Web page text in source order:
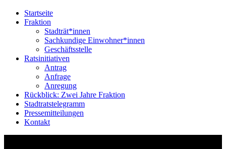
Startseite
Fraktion
Stadträt*innen
Sachkundige Einwohner*innen
Geschäftsstelle
Ratsinitiativen
Antrag
Anfrage
Anregung
Rückblick: Zwei Jahre Fraktion
Stadtratstelegramm
Pressemitteilungen
Kontakt